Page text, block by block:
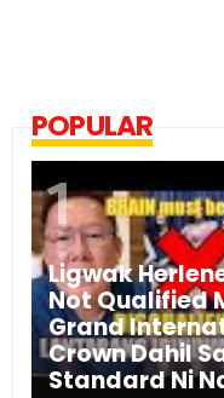
POPULAR
Ligwak
Not Qualified
Grand
Crown Dahil
Standard Ni